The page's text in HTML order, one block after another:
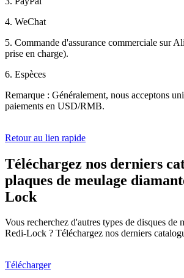
4. WeChat
5. Commande d'assurance commerciale sur
prise en charge).
6. Espèces
Remarque : Généralement, nous acceptons
paiements en USD/RMB.
Retour au lien rapide
Téléchargez nos derniers
plaques de meulage
Lock
Vous recherchez d'autres types de disques de
Redi-Lock ? Téléchargez nos derniers
Télécharger